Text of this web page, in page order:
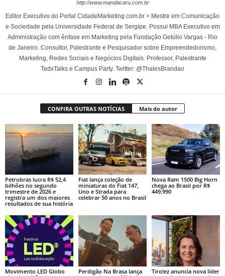
http://www.mandacaru.com.br
Editor Executivo do Portal CidadeMarketing.com.br > Mestre em Comunicação
e Sociedade pela Universidade Federal de Sergipe. Possui MBA Executivo em
Administração com ênfase em Marketing pela Fundação Getúlio Vargas - Rio
de Janeiro. Consultor, Palestrante e Pesquisador sobre Empreendedorismo,
Marketing, Redes Sociais e Negócios Digitais. Professor, Palestrante
TedxTalks e Campus Party. Twitter: @ThalesBrandao
CONFIRA OUTRAS NOTÍCIAS Mais do autor
Petrobras lucra R$ 52,4
bilhões no segundo
trimestre de 2026 e
registra um dos maiores
resultados de sua história
Fiat lança coleção de
miniaturas do Fiat 147,
Uno e Strada para
celebrar 50 anos no Brasil
Nova Ram 1500 Big Horn
chega ao Brasil por R$
449.990
Movimento LED Globo
Perdigão Na Brasa lança
Tirolez anuncia nova líder